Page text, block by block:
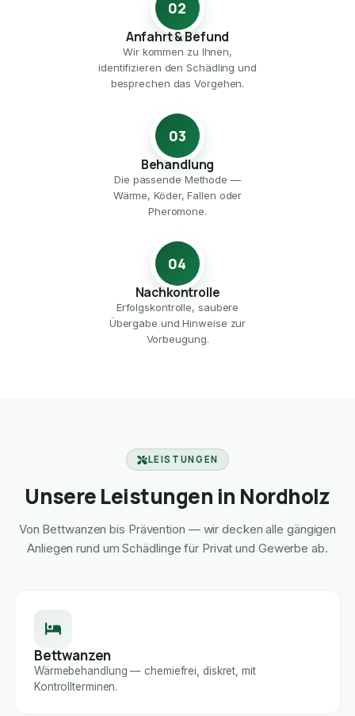
02
Anfahrt & Befund
Wir kommen zu Ihnen,
identifizieren den Schädling und
besprechen das Vorgehen.
03
Behandlung
Die passende Methode —
Wärme, Köder, Fallen oder
Pheromone.
04
Nachkontrolle
Erfolgskontrolle, saubere
Übergabe und Hinweise zur
Vorbeugung.
LEISTUNGEN
Unsere Leistungen in Nordholz
Von Bettwanzen bis Prävention — wir decken alle gängigen
Anliegen rund um Schädlinge für Privat und Gewerbe ab.
Bettwanzen
Wärmebehandlung — chemiefrei, diskret, mit
Kontrollterminen.